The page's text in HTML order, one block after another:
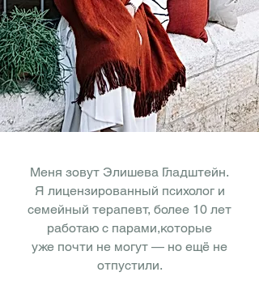
Меня зовут Элишева Гладштейн.
Я лицензированный психолог и
семейный терапевт, более 10 лет
работаю с парами,которые
уже почти не могут — но ещё не
отпустили.